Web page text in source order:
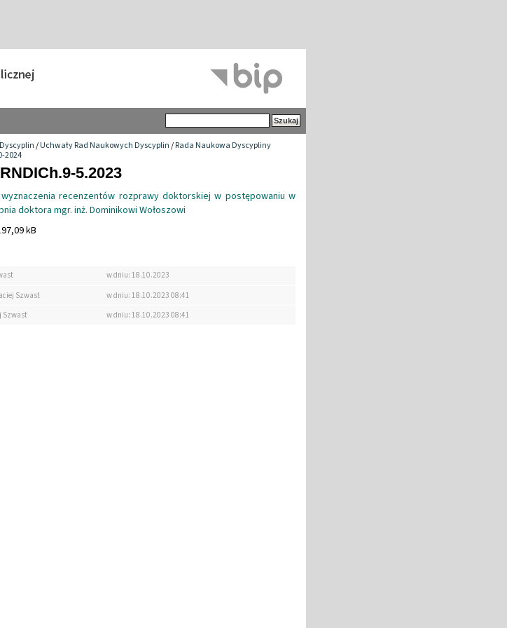
/Uchwały Rad Naukowych Dyscyplin/Rada Naukowa Dyscypliny
2024
5.2023
wyznaczenia recenzentów rozprawy doktorskiej w postępowaniu w
doktora mgr. inż. Dominikowi Wołoszowi
kB
w dniu: 18.10.2023
Szwast
w dniu: 18.10.2023 08:41
Szwast
w dniu: 18.10.2023 08:41